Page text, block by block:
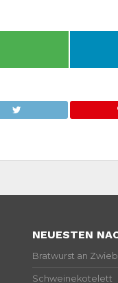
NEUESTEN
Bratwurst an
Schweinekotelett